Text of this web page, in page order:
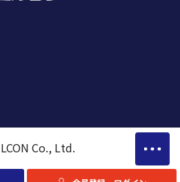
Co., Ltd.